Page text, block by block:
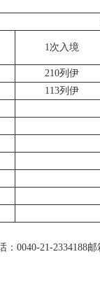
1次入境
210列伊
113列伊
0040-21-2334188邮